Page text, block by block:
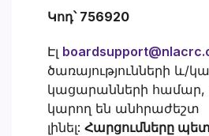
Կոդ՝ 756920
Էլ
ծառայությունների և/
կացարանների համար,
կարող են անհրաժեշտ
լինել: Հարցումները